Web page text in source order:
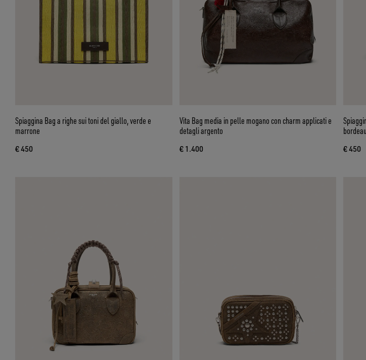
Spiaggina Bag a righe sui toni del giallo, verde e
marrone
€ 450
Vita Bag media in pelle mogano con charm applicati e
detagli argento
€ 1.400 € 450